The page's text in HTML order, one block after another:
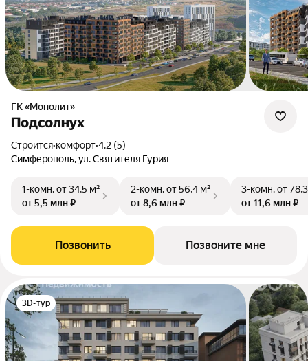
ГК «Монолит»
Подсолнух
Строится•комфорт•4.2 (5)
Симферополь, ул. Святителя Гурия
1-комн.от 34,5 м²
от 5,5 млн ₽
2-комн.от 56,4 м²
от 8,6 млн ₽
3-комн.от
от 11,6 млн ₽
Позвонить Позвоните мне
3D-тур